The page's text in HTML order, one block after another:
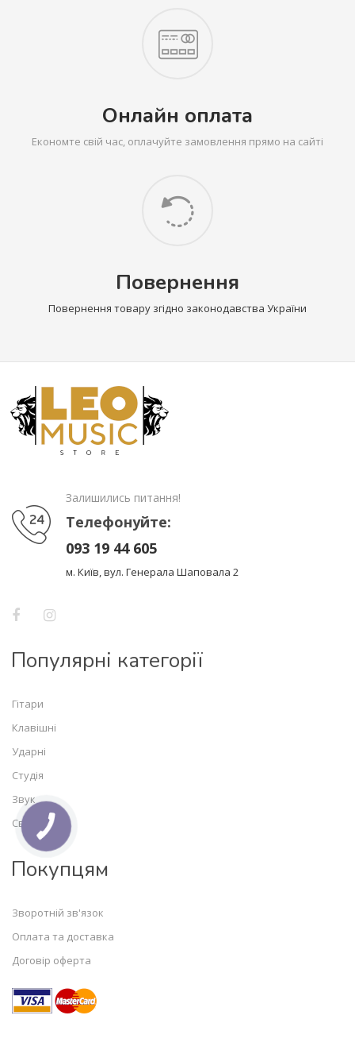
Онлайн оплата
Економте свій час, оплачуйте замовлення прямо на сайті
Повернення
Повернення товару згідно законодавства України
Залишились питання!
Телефонуйте:
093 19 44 605
м. Київ, вул. Генерала Шаповала 2
Популярні категорії
Гітари
Клавішні
Ударні
Студія
Звук
Світло
Покупцям
Зворотній зв'язок
Оплата та доставка
Договір оферта